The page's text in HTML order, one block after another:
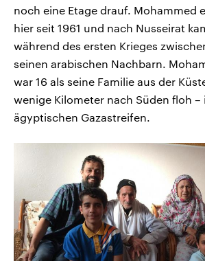
noch eine Etage drauf. Mohammed
hier seit 1961 und nach Nusseirat
während des ersten Krieges
seinen arabischen Nachbarn.
war 16 als seine Familie aus der
wenige Kilometer nach Süden floh –
ägyptischen Gazastreifen.